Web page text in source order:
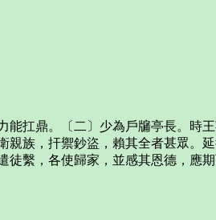
扛鼎。〔二〕少為戶牖亭長。時
族，扞禦鈔盜，賴其全者甚眾。
繫，各使歸家，並感其恩德，應期